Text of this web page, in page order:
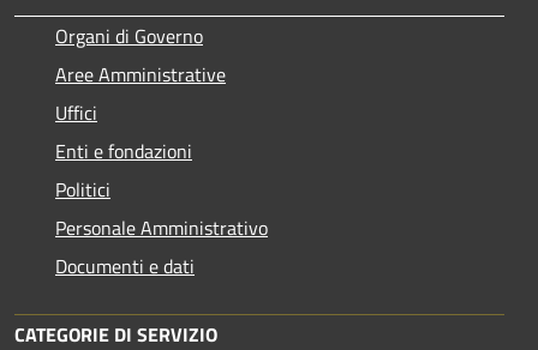
Organi di Governo
Aree Amministrative
Uffici
Enti e fondazioni
Politici
Personale Amministrativo
Documenti e dati
CATEGORIE DI SERVIZIO